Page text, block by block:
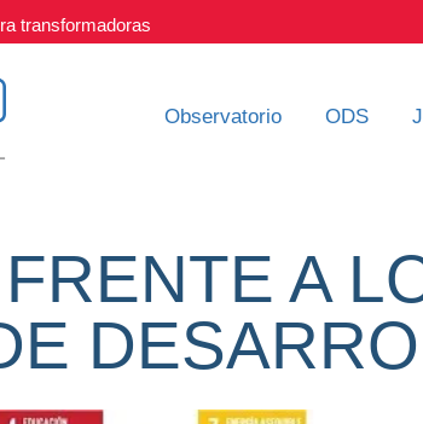
transformadoras
Observatorio ODS
A